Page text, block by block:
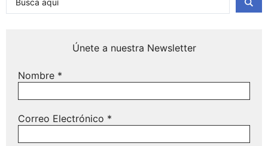
Únete a nuestra Newsletter
Nombre *
Correo Electrónico *